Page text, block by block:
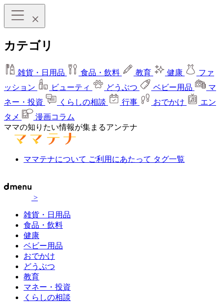
カテゴリ
雑貨・日用品 食品・飲料 教育 健康
ファ
ッション
ビューティ どうぶつ ベビー用品
マ
ネー・投資
くらしの相談 行事 おでかけ
エン
タメ
漫画コラム
ママの知りたい情報が集まるアンテナ
ママテナについて ご利用にあたって タグ一覧
>
雑貨・日用品
食品・飲料
健康
ベビー用品
おでかけ
どうぶつ
教育
マネー・投資
くらしの相談